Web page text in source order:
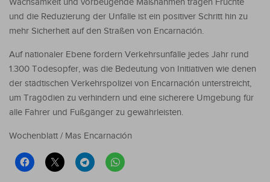
Wachsamkeit und vorbeugende Maßnahmen tragen Früchte
und die Reduzierung der Unfälle ist ein positiver Schritt hin zu
mehr Sicherheit auf den Straßen von Encarnación.
Auf nationaler Ebene fordern Verkehrsunfälle jedes Jahr rund
1.300 Todesopfer, was die Bedeutung von Initiativen wie denen
der städtischen Verkehrspolizei von Encarnación unterstreicht,
um Tragödien zu verhindern und eine sicherere Umgebung für
alle Fahrer und Fußgänger zu gewährleisten.
Wochenblatt / Mas Encarnación